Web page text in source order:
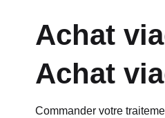
Achat
Achat
Commander votre